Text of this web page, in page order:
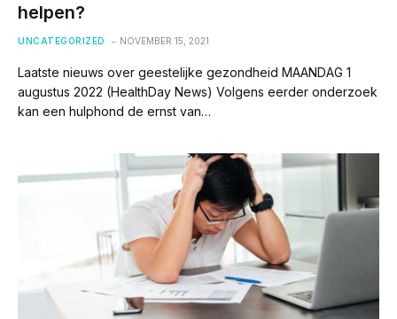
helpen?
UNCATEGORIZED NOVEMBER 15, 2021
Laatste nieuws over geestelijke gezondheid MAANDAG 1
augustus 2022 (HealthDay News) Volgens eerder onderzoek
kan een hulphond de ernst van…